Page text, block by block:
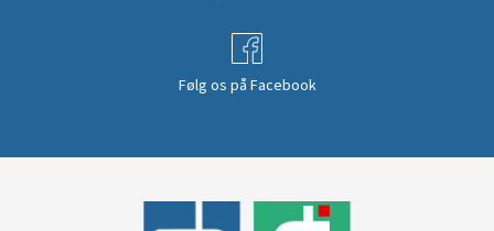
Følg os på Facebook